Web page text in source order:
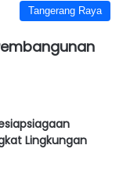
Tangerang Raya
Lingkungan